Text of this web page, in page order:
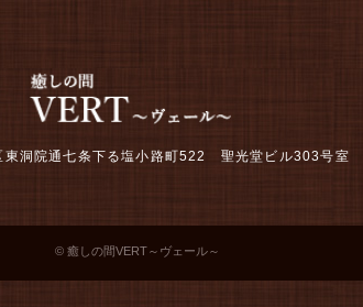
洞院通七条下る塩小路町522 聖光堂ビル303号室
© 癒しの間VERT～ヴェール～